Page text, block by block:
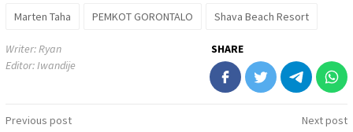
Marten Taha PEMKOT GORONTALO Shava Beach Resort
Writer: Ryan
Editor: Iwandije
SHARE
Post
Previous post
Next post